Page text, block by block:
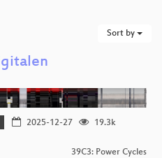
Sort by
2025-12-27
19.3k
39C3: Power Cycles